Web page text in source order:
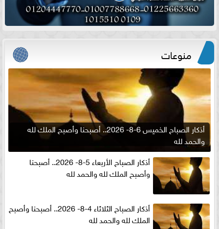
منوعات
أذكار الصباح الخميس 6-8- 2026.. أصبحنا وأصبح الملك لله
والحمد لله
أذكار الصباح الأربعاء 5-8- 2026.. أصبحنا
وأصبح الملك لله والحمد لله
أذكار الصباح الثلاثاء 4-8- 2026.. أصبحنا وأصبح
الملك لله والحمد لله